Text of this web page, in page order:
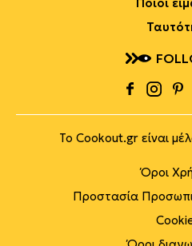
Ποιοι
Το Cookout.gr είναι
Όροι
Προστασία